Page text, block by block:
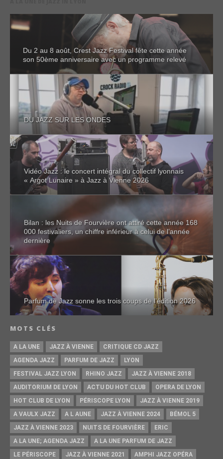
Du 2 au 8 août, Crest Jazz Festival fête cette année
son 50ème anniversaire avec un programme relevé
DU JAZZ SUR LES ONDES
Vidéo Jazz : le concert intégral du collectif lyonnais
« Argot Lunaire » à Jazz à Vienne 2026
Bilan : les Nuits de Fourvière ont attiré cette année 168
000 festivaliers, un chiffre inférieur à celui de l’année
dernière
Parfum de Jazz sonne les trois coups de l’édition 2026
MOTS CLÉS
A LA UNE JAZZ À VIENNE
CRITIQUE CD JAZZ
AGENDA JAZZ
PARFUM DE JAZZ
LYON
FESTIVAL JAZZ LYON
RHINO JAZZ
JAZZ À VIENNE 2018
AUDITORIUM DE LYON
ACTU DU HOT CLUB
OPERA DE LYON
HOT CLUB DE LYON
PÉRISCOPE LYON
JAZZ À VIENNE 2019
A VAULX JAZZ
A L AUNE JAZZ À VIENNE 2024
BÉMOL 5
JAZZ À VIENNE 2023
NUITS DE FOURVIÈRE
ERIC
A LA UNE; AGENDA JAZZ
A LA UNE PARFUM DE JAZZ
LE PÉRISCOPE
JAZZ À VIENNE 2021
AMPHI JAZZ OPÉRA